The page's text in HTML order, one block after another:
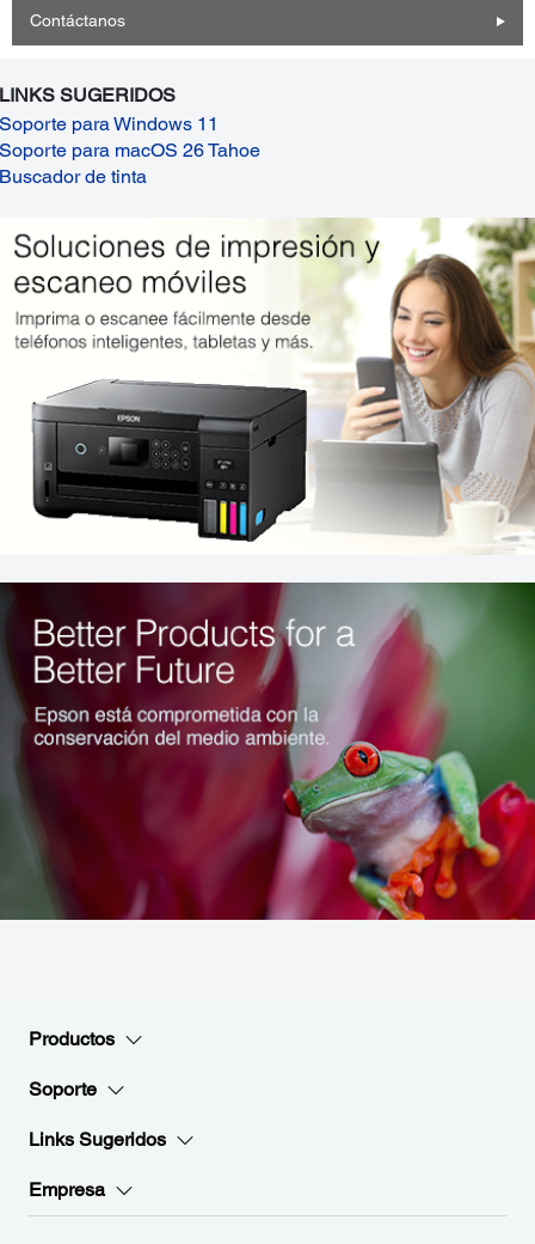
Contáctanos
LINKS SUGERIDOS
Soporte para Windows 11
Soporte para macOS 26 Tahoe
Buscador de tinta
Productos
Soporte
Links Sugeridos
Empresa